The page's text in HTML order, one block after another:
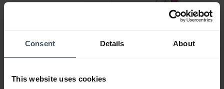
Consent Details About
This website uses cookies
d'Oreilles Créoles Cœur
Pavé - 296317CZ